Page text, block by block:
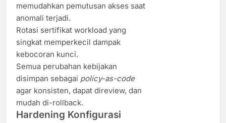
memudahkan pemutusan akses saat
anomali terjadi.
Rotasi sertifikat workload yang
singkat memperkecil dampak
kebocoran kunci.
Semua perubahan kebijakan
disimpan sebagai policy-as-code
agar konsisten, dapat direview, dan
mudah di-rollback.
Hardening Konfigurasi